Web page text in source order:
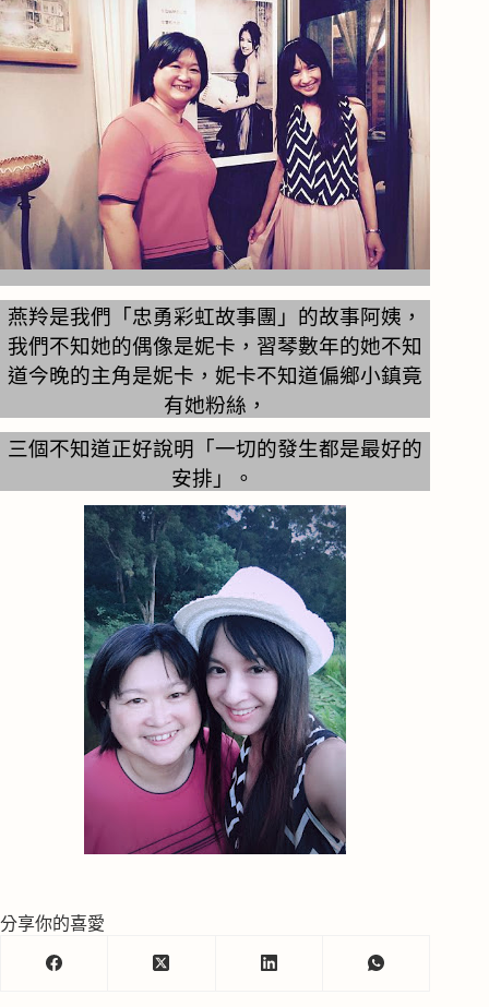
燕羚是我們「忠勇彩虹故事團」的故事阿姨，
我們不知她的偶像是妮卡，習琴數年的她不知
道今晚的主角是妮卡，妮卡不知道偏鄉小鎮竟
有她粉絲，
三個不知道正好說明「一切的發生都是最好的
安排」。
分享你的喜愛